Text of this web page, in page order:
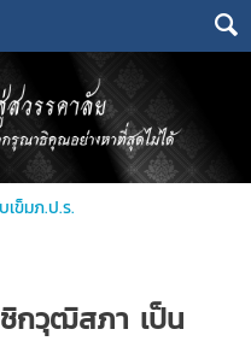
เข็มภ.ป.ร.
กวุฒิสภา เป็น